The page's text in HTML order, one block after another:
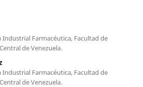
Farmacéutica, Facultad de
de Venezuela.
Farmacéutica, Facultad de
de Venezuela.